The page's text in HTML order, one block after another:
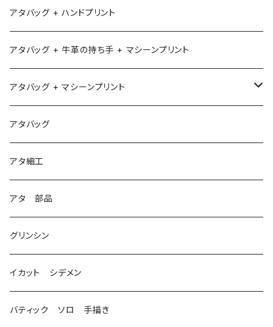
アタバッグ + ハンドプリント
アタバッグ + 牛革の持ち手 + マシーンプリント
アタバッグ + マシーンプリント
1
2
3
アタバッグ
アタ細工
アタ 部品
グリンシン
イカット シデメン
バティック ソロ 手描き